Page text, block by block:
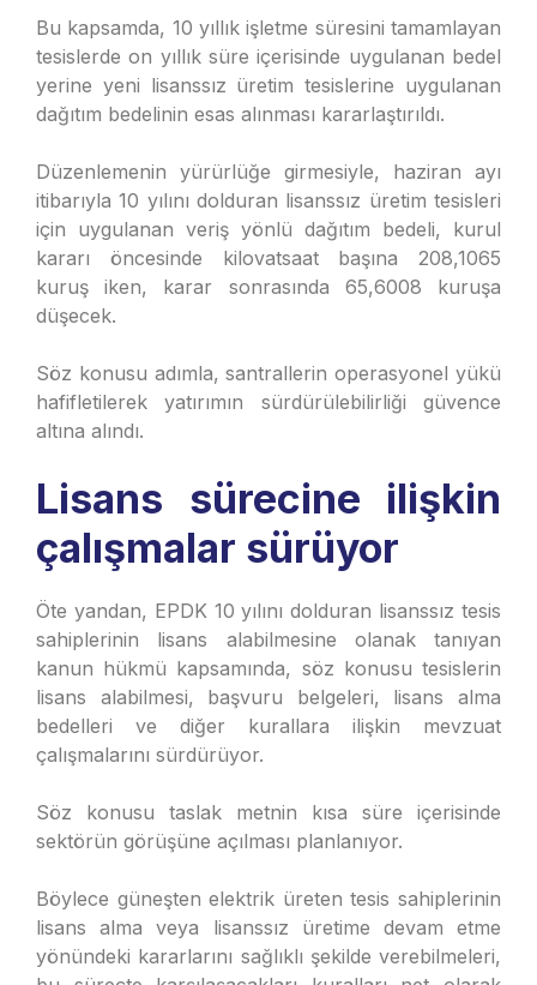
Bu kapsamda, 10 yıllık işletme süresini tamamlayan
tesislerde on yıllık süre içerisinde uygulanan bedel
yerine yeni lisanssız üretim tesislerine uygulanan
dağıtım bedelinin esas alınması kararlaştırıldı.
Düzenlemenin yürürlüğe girmesiyle, haziran ayı
itibarıyla 10 yılını dolduran lisanssız üretim tesisleri
için uygulanan veriş yönlü dağıtım bedeli, kurul
kararı öncesinde kilovatsaat başına 208,1065
kuruş iken, karar sonrasında 65,6008 kuruşa
düşecek.
Söz konusu adımla, santrallerin operasyonel yükü
hafifletilerek yatırımın sürdürülebilirliği güvence
altına alındı.
Lisans sürecine ilişkin
çalışmalar sürüyor
Öte yandan, EPDK 10 yılını dolduran lisanssız tesis
sahiplerinin lisans alabilmesine olanak tanıyan
kanun hükmü kapsamında, söz konusu tesislerin
lisans alabilmesi, başvuru belgeleri, lisans alma
bedelleri ve diğer kurallara ilişkin mevzuat
çalışmalarını sürdürüyor.
Söz konusu taslak metnin kısa süre içerisinde
sektörün görüşüne açılması planlanıyor.
Böylece güneşten elektrik üreten tesis sahiplerinin
lisans alma veya lisanssız üretime devam etme
yönündeki kararlarını sağlıklı şekilde verebilmeleri,